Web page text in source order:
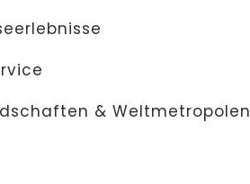
& Weltmetropolen